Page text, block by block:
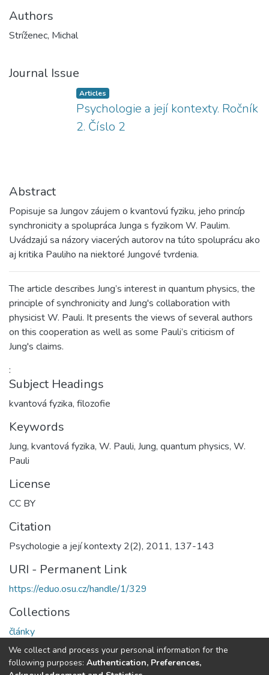
Authors
Stríženec, Michal
Journal Issue
Articles
Psychologie a její kontexty. Ročník
2. Číslo 2
Abstract
Popisuje sa Jungov záujem o kvantovú fyziku, jeho princíp
synchronicity a spolupráca Junga s fyzikom W. Paulim.
Uvádzajú sa názory viacerých autorov na túto spoluprácu ako
aj kritika Pauliho na niektoré Jungové tvrdenia.
The article describes Jung’s interest in quantum physics, the
principle of synchronicity and Jung's collaboration with
physicist W. Pauli. It presents the views of several authors
on this cooperation as well as some Pauli’s criticism of
Jung's claims.
:
Subject Headings
kvantová fyzika, filozofie
Keywords
Jung, kvantová fyzika, W. Pauli, Jung, quantum physics, W.
Pauli
License
CC BY
Citation
Psychologie a její kontexty 2(2), 2011, 137-143
URI - Permanent Link
https://eduo.osu.cz/handle/1/329
Collections
články
Full item page
We collect and process your personal information for the
following purposes: Authentication, Preferences,